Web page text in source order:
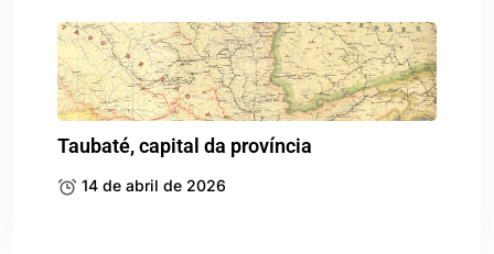
Taubaté, capital da província
14 de abril de 2026